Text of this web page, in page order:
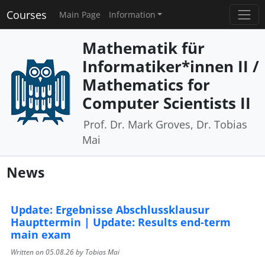
Courses Main Page Information
Mathematik für
Informatiker*innen II /
Mathematics for
Computer Scientists II
Prof. Dr. Mark Groves, Dr. Tobias
Mai
News
Update: Ergebnisse Abschlussklausur
Haupttermin | Update: Results end-term
main exam
Written on05.08.26by Tobias Mai